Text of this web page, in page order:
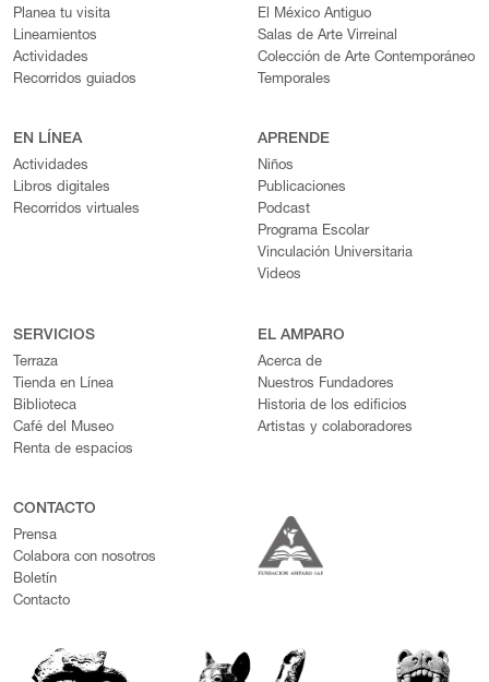
Planea tu visita
Lineamientos
Actividades
Recorridos guiados
El México Antiguo
Salas de Arte Virreinal
Colección de Arte Contemporáneo
Temporales
EN LÍNEA
Actividades
Libros digitales
Recorridos virtuales
APRENDE
Niños
Publicaciones
Podcast
Programa Escolar
Vinculación Universitaria
Videos
SERVICIOS
Terraza
Tienda en Línea
Biblioteca
Café del Museo
Renta de espacios
EL AMPARO
Acerca de
Nuestros Fundadores
Historia de los edificios
Artistas y colaboradores
CONTACTO
Prensa
Colabora con nosotros
Boletín
Contacto